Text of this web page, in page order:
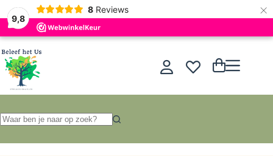
9,8
8 Reviews ×
Ga
naar
de
inhoud
Winkelwagen
resultaten